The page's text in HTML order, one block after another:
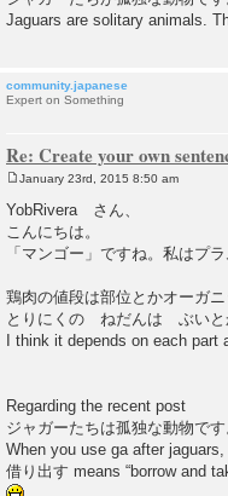
Jaguars are solitary animals.
community.japanese
Expert on Something
Re: Create your own
o
s
January 23rd, 2015 8:50 am
YobRivera さん、
こんにちは。
「マンゴー」ですね。私はプ
鶏肉の値段は部位とかオーガ
とりにくの ねだんは ぶい
I think it depends on each part
Regarding the recent post
ジャガーたちは孤独な動物で
When you use ga after
借り出す means “borrow and